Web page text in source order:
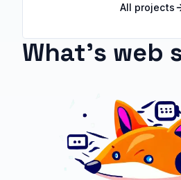
All projects
What's web